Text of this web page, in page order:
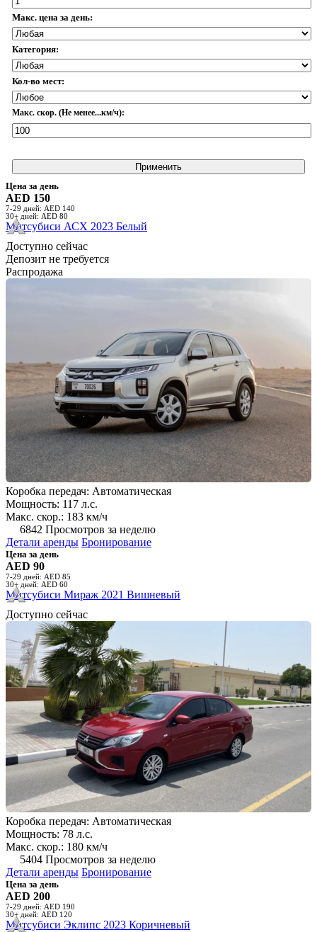
Макс. цена за день:
Категория:
Кол-во мест:
Макс. скор. (Не менее...км/ч):
Применить
Цена за день
AED 150
7-29 дней: AED 140
30+ дней: AED 80
Митсубиси АСХ 2023 Белый
Доступно сейчас
Депозит не требуется
Распродажа
Коробка передач: Автоматическая
Мощность: 117 л.с.
Макс. скор.: 183 км/ч
6842 Просмотров за неделю
Детали аренды Бронирование
Цена за день
AED 90
7-29 дней: AED 85
30+ дней: AED 60
Митсубиси Мираж 2021 Вишневый
Доступно сейчас
Коробка передач: Автоматическая
Мощность: 78 л.с.
Макс. скор.: 180 км/ч
5404 Просмотров за неделю
Детали аренды Бронирование
Цена за день
AED 200
7-29 дней: AED 190
30+ дней: AED 120
Митсубиси Эклипс 2023 Коричневый